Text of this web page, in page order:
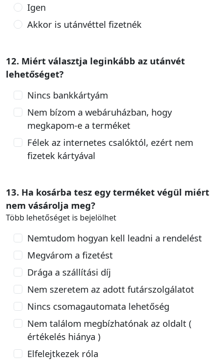
Igen
Akkor is utánvéttel fizetnék
12. Miért választja leginkább az utánvét
lehetőséget?
Nincs bankkártyám
Nem bízom a webáruházban, hogy
megkapom-e a terméket
Félek az internetes csalóktól, ezért nem
fizetek kártyával
13. Ha kosárba tesz egy terméket végül miért
nem vásárolja meg?
Több lehetőséget is bejelölhet
Nemtudom hogyan kell leadni a rendelést
Megvárom a fizetést
Drága a szállítási díj
Nem szeretem az adott futárszolgálatot
Nincs csomagautomata lehetőség
Nem találom megbízhatónak az oldalt (
értékelés hiánya )
Elfelejtkezek róla